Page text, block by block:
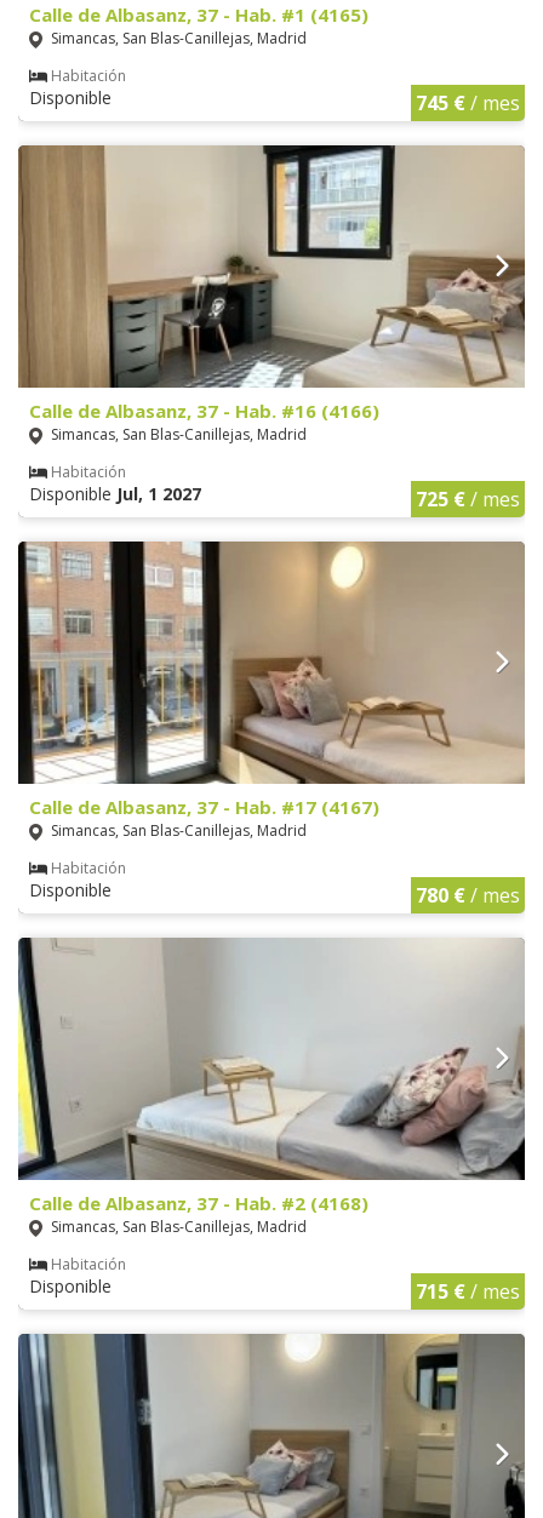
Calle de Albasanz, 37 - Hab. #1 (4165)
Simancas, San Blas-Canillejas, Madrid
Habitación
Disponible 745 €/ mes
Calle de Albasanz, 37 - Hab. #16 (4166)
Simancas, San Blas-Canillejas, Madrid
Habitación
Disponible Jul, 1 2027 725 €/ mes
Calle de Albasanz, 37 - Hab. #17 (4167)
Simancas, San Blas-Canillejas, Madrid
Habitación
Disponible 780 €/ mes
Calle de Albasanz, 37 - Hab. #2 (4168)
Simancas, San Blas-Canillejas, Madrid
Habitación
Disponible 715 €/ mes